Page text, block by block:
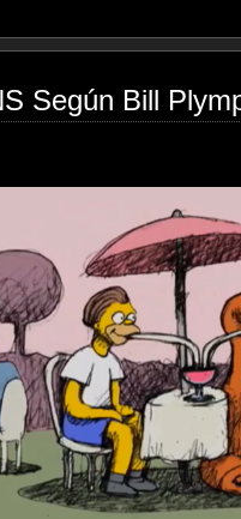
Según Bill